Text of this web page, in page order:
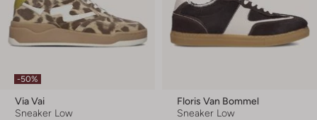
-50%
Via Vai
Sneaker Low
Floris Van Bommel
Sneaker Low